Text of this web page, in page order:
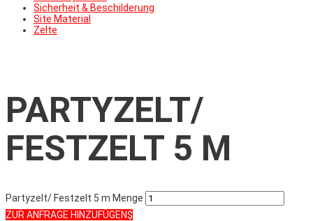
Sicherheit & Beschilderung
Site Material
Zelte
PARTYZELT/
FESTZELT 5 M
Partyzelt/ Festzelt 5 m Menge
ZUR ANFRAGE HINZUFÜGEN